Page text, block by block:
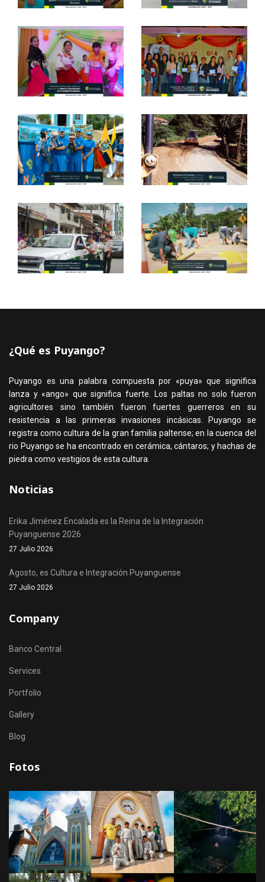
¿Qué es Puyango?
Puyango es una palabra compuesta por «puya» que significa
lanza y «ango» que significa fuerte. Los paltas no solo fueron
agricultores sino también fueron fuertes guerreros en su
resistencia a las primeras invasiones incásicas. Puyango se
registra como cultura de la gran familia paltense; en la cuenca del
rio Puyango se ha encontrado en cerámica, cántaros; y hachas de
piedra como vestigios de esta cultura.
Noticias
Erika Jiménez Encalada es la Reina de la Integración
Puyanguense 2026
27 Julio 2026
Agosto, es Cultura e Integración Puyanguense
27 Julio 2026
Company
Banco Central
Services
Portfolio
Gallery
Blog
Fotos